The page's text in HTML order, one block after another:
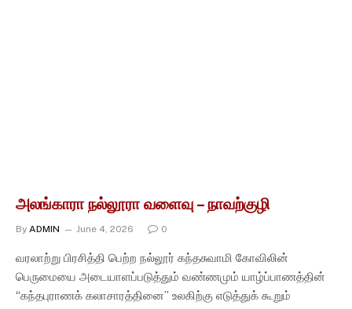
அலங்காரா நல்லூரா வளைவு – நாவற்குழி
By ADMIN June 4, 2026 0
வரலாற்று பிரசித்தி பெற்ற நல்லூர் கந்தசுவாமி கோவிலின்
பெருமையை அடையாளப்படுத்தும் வண்ணமும் யாழ்ப்பாணத்தின்
“கந்தபுராணக் கலாசாரத்தினை” உலகிற்கு எடுத்துக் கூறும்